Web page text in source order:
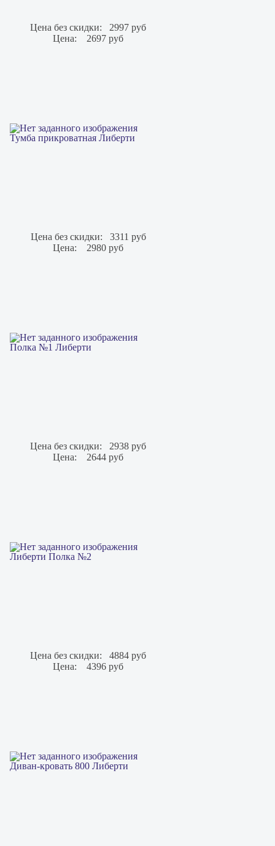
Цена без скидки:
2997 руб
Цена:
2697 руб
Тумба прикроватная Либерти
Цена без скидки:
3311 руб
Цена:
2980 руб
Полка №1 Либерти
Цена без скидки:
2938 руб
Цена:
2644 руб
Либерти Полка №2
Цена без скидки:
4884 руб
Цена:
4396 руб
Диван-кровать 800 Либерти